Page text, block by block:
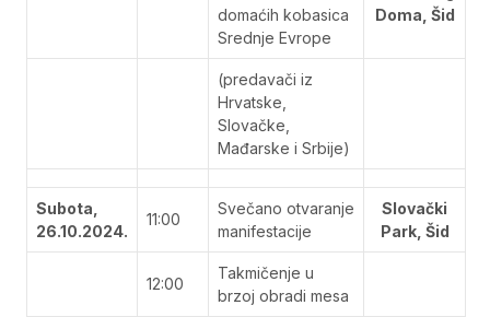
domaćih kobasica
Srednje Evrope
Doma, Šid
(predavači iz
Hrvatske,
Slovačke,
Mađarske i Srbije)
Subota,
26.10.2024.
11:00
Svečano otvaranje
manifestacije
Slovački
Park, Šid
12:00
Takmičenje u
brzoj obradi mesa